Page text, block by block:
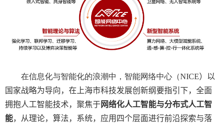
在信息化与智能化的浪潮中，智能网络中心（NICE）以
国家战略为导向，在上海市科技发展创新纲要指引下，全面
拥抱人工智能技术，聚焦于网络化人工智能与分布式人工智
能，从理论，算法，系统，应用四个层面进行前沿探索与落